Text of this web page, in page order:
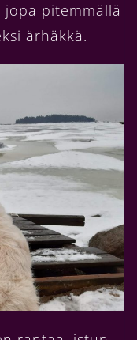
jopa pitemmällä
ärhäkkä.